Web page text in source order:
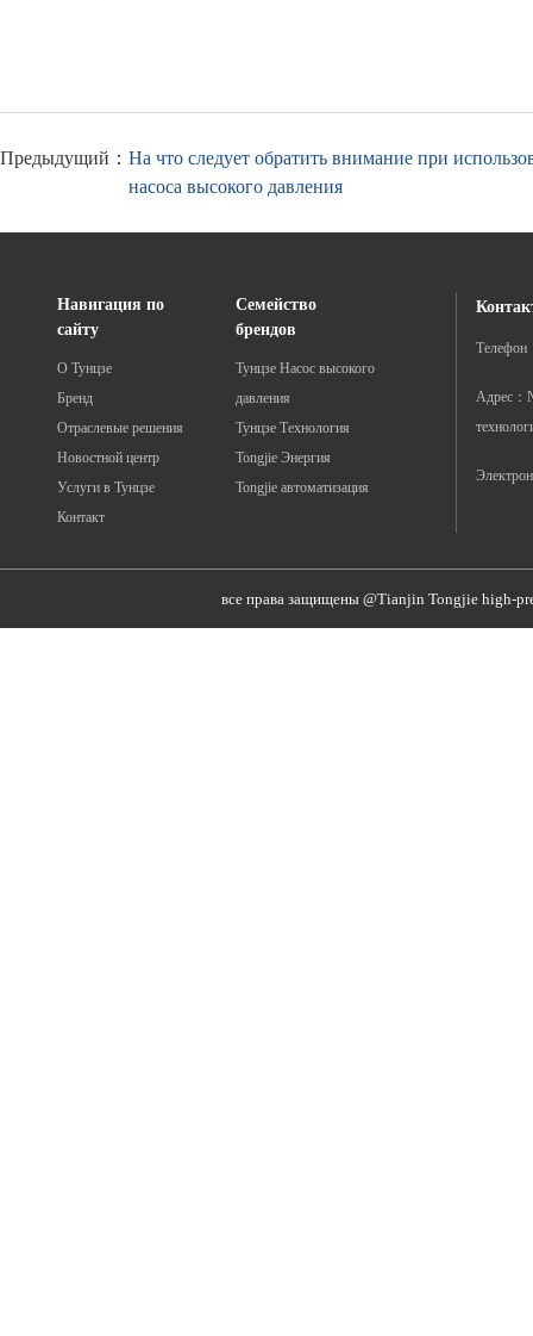
Предыдущий： На что следует обратить внимание при
насоса высокого давления
Навигация по
сайту
О Тунцзе
Бренд
Отраслевые решения
Новостной центр
Услуги в Тунцзе
Контакт
Семейство
брендов
Тунцзе Насос высокого
давления
Тунцзе Технология
Tongjie Энергия
Tongjie автоматизация
Телефон
Адрес：
все права защищены @Tianjin Tongjie high-